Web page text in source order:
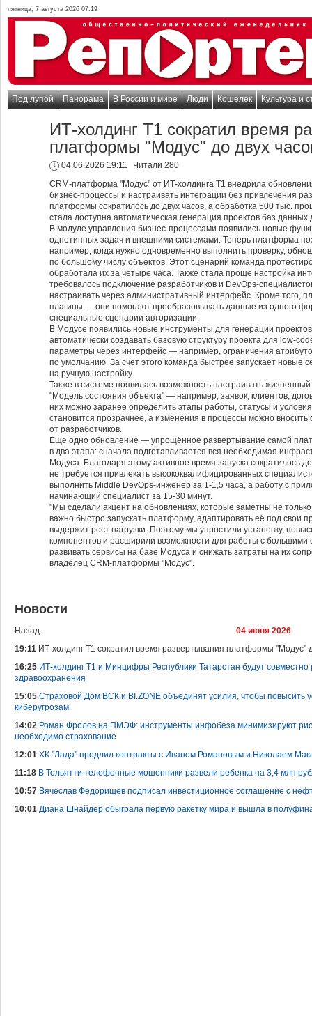
пятница, 7 августа 2026 07:19
Под лупой Панорама В России и мире Люди Кошелек Культура и
ИТ-холдинг Т1 сократил время
платформы "Модус" до двух
04.06.2026 19:11
Читали 280
CRM-платформа "Модус" от ИТ-холдинга Т1 внедрила
бизнес-процессы и настраивать интеграции без привлечения
платформы сократилось до двух часов, а обработка 500 тыс.
стала доступна автоматическая генерация проектов баз
В модуле управления бизнес-процессами появились новые
однотипных задач и внешними системами. Теперь платформа
например, когда нужно одновременно выполнить проверку,
по большому числу объектов. Этот сценарий команда
обработала их за четыре часа. Также стала проще настройка
требовалось подключение разработчиков и DevOps-
настраивать через административный интерфейс. Кроме того,
плагины — они помогают преобразовывать данные из одного
специальные сценарии авторизации.
В Модусе появились новые инструменты для генерации
автоматически создавать базовую структуру проекта для low-
параметры через интерфейс — например, ограничения
по умолчанию. За счет этого команда быстрее запускает новые
на ручную настройку.
Также в системе появилась возможность настраивать
"Модель состояния объекта" — например, заявок, клиентов,
них можно заранее определить этапы работы, статусы и
становится прозрачнее, а изменения в процессы можно
от разработчиков.
Еще одно обновление — упрощённое развертывание самой
в два этапа: сначала подготавливается вся необходимая
Модуса. Благодаря этому активное время запуска сократилось
не требуется привлекать высококвалифицированных
выполнить Middle DevOps-инженер за 1-1,5 часа, а работу с
начинающий специалист за 15-30 минут.
"Мы сделали акцент на обновлениях, которые заметны не
важно быстро запускать платформу, адаптировать её под свои
выдержит рост нагрузки. Поэтому мы упростили установку,
компонентов и расширили возможности для работы с
развивать сервисы на базе Модуса и снижать затраты на их
владелец CRM-платформы "Модус".
Новости
Назад.
04 июня 2026
19:11 ИТ-холдинг Т1 сократил время развертывания платформы "Модус"
16:25 ИТ-холдинг Т1 и Минцифры Республики Татарстан будут
здравоохранения
15:05 Страховой Дом ВСК и BI.ZONE объединят усилия, чтобы повысить
киберугрозам
14:02 Роман Фролов на ПМЭФ: инструменты инфобеза минимизируют
необходимо страхование
12:01 ХК "Лада" продлил контракты с Иваном Романовым и Николаем
11:18 В Тольятти телефонные мошенники развели ребенка на 3,4 млн
10:57 Вячеслав Федорищев подписал инвестиционное соглашение с
10:01 Диана Шнайдер обыграла первую ракетку мира и вышла в